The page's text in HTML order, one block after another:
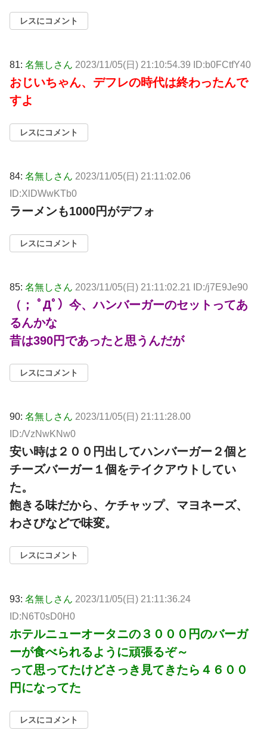
レスにコメント
81: 名無しさん 2023/11/05(日) 21:10:54.39 ID:b0FCtfY40
おじいちゃん、デフレの時代は終わったんで
すよ
レスにコメント
84: 名無しさん 2023/11/05(日) 21:11:02.06
ID:XlDWwKTb0
ラーメンも1000円がデフォ
レスにコメント
85: 名無しさん 2023/11/05(日) 21:11:02.21 ID:/j7E9Je90
（； ﾟДﾟ）今、ハンバーガーのセットってあ
るんかな
昔は390円であったと思うんだが
レスにコメント
90: 名無しさん 2023/11/05(日) 21:11:28.00
ID:/VzNwKNw0
安い時は２００円出してハンバーガー２個と
チーズバーガー１個をテイクアウトしてい
た。
飽きる味だから、ケチャップ、マヨネーズ、
わさびなどで味変。
レスにコメント
93: 名無しさん 2023/11/05(日) 21:11:36.24
ID:N6T0sD0H0
ホテルニューオータニの３０００円のバーガ
ーが食べられるように頑張るぞ～
って思ってたけどさっき見てきたら４６００
円になってた
レスにコメント